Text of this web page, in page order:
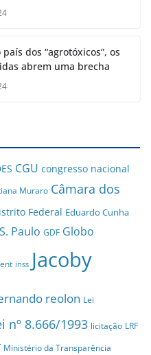
dos “agrotóxicos”, os
abrem uma brecha
CGU congresso nacional
Muraro Câmara dos
Federal Eduardo Cunha
Paulo GDF Globo
inss Jacoby
reolon Lei
nº 8.666/1993 licitação LRF
Ministério da Transparência